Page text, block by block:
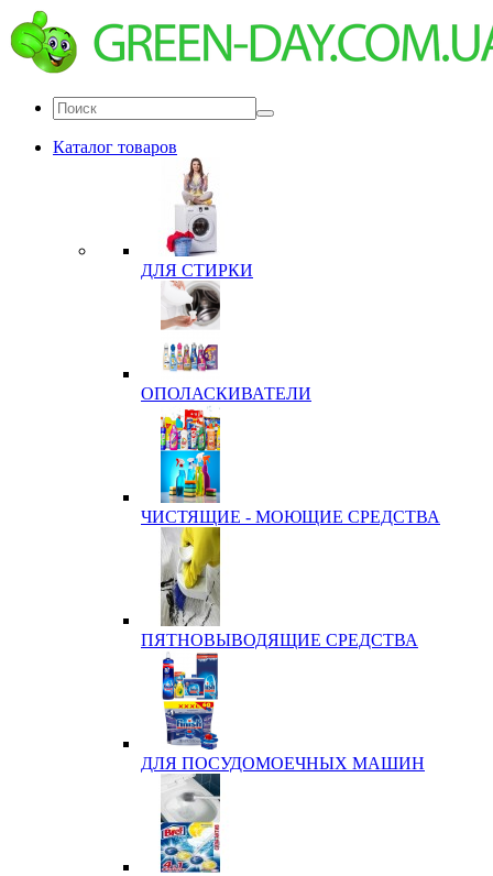
Каталог товаров
ДЛЯ СТИРКИ
ОПОЛАСКИВАТЕЛИ
ЧИСТЯЩИЕ - МОЮЩИЕ СРЕДСТВА
ПЯТНОВЫВОДЯЩИЕ СРЕДСТВА
ДЛЯ ПОСУДОМОЕЧНЫХ МАШИН